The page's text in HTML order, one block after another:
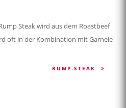
Steak wird aus dem Roastbeef
oft in der Kombination mit Garnele
RUMP-STEAK